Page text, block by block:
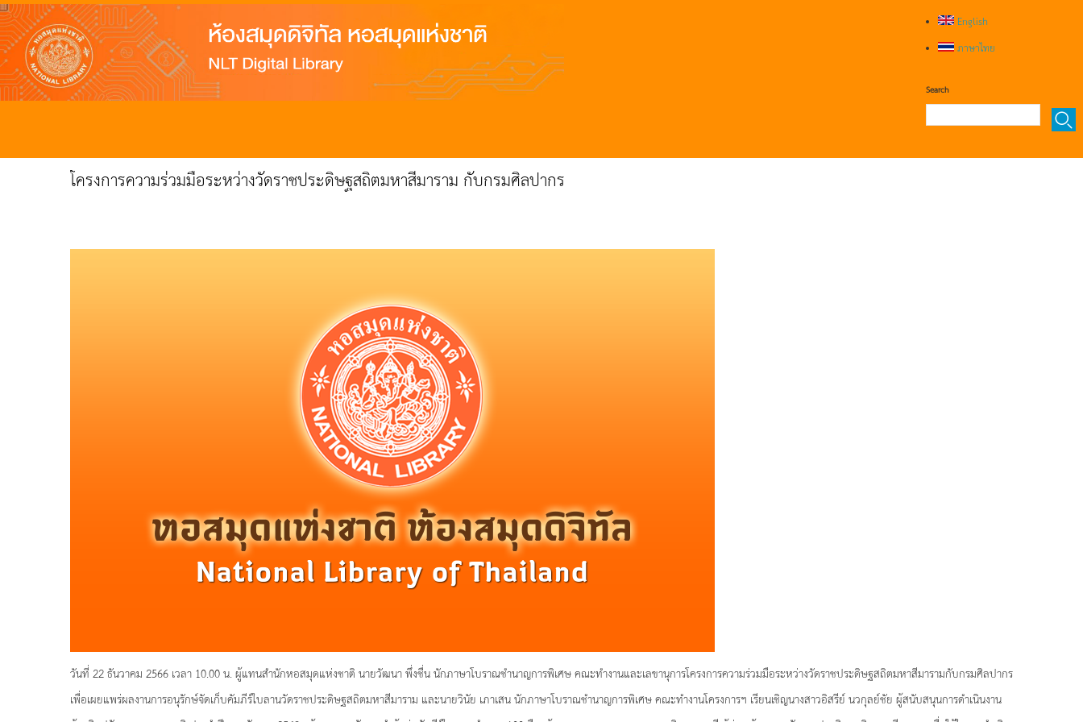
English
ภาษาไทย
Search
โครงการความร่วมมือระหว่างวัดราชประดิษฐสถิตมหาสีมาราม กับกรมศิลปากร
วันที่ 22 ธันวาคม 2566 เวลา 10.00 น. ผู้แทนสำนักหอสมุดแห่งชาติ นายวัฒนา พึ่งชื่น นักภาษาโบราณชำนาญการพิเศษ คณะทำงานและเลขานุการโครงการความร่วมมือระหว่างวัดราชประดิษฐสถิตมหาสีมารามกับกรมศิลปากร
เพื่อเผยแพร่ผลงานการอนุรักษ์จัดเก็บคัมภีร์ใบลานวัดราชประดิษฐสถิตมหาสีมาราม และนายวินัย เภาเสน นักภาษาโบราณชำนาญการพิเศษ คณะทำงานโครงการฯ เรียนเชิญนางสาวอิสรีย์ นวกุลย์ชัย ผู้สนับสนุนการดำเนินงาน